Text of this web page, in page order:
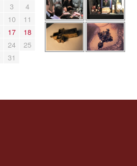
3
4
10
11
17
18
24
25
31